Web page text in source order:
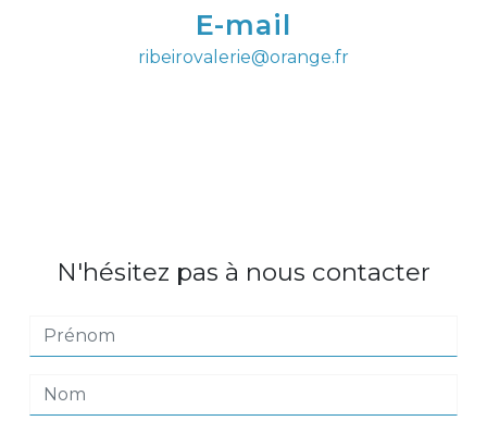
E-mail
ribeirovalerie@orange.fr
N'hésitez pas à nous contacter